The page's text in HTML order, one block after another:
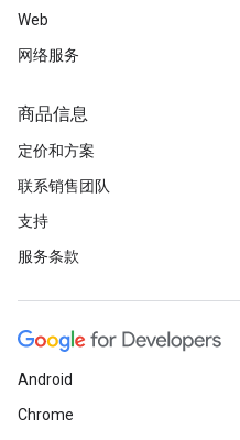
Web
网络服务
商品信息
定价和方案
联系销售团队
支持
服务条款
Android
Chrome